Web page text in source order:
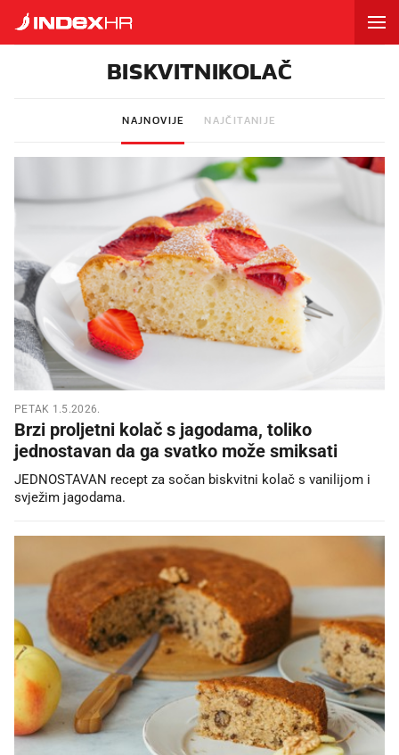
BISKVITNIKOLAČ
NAJNOVIJE NAJČITANIJE
PETAK 1.5.2026.
Brzi proljetni kolač s jagodama, toliko
jednostavan da ga svatko može smiksati
JEDNOSTAVAN recept za sočan biskvitni kolač s vanilijom i
svježim jagodama.